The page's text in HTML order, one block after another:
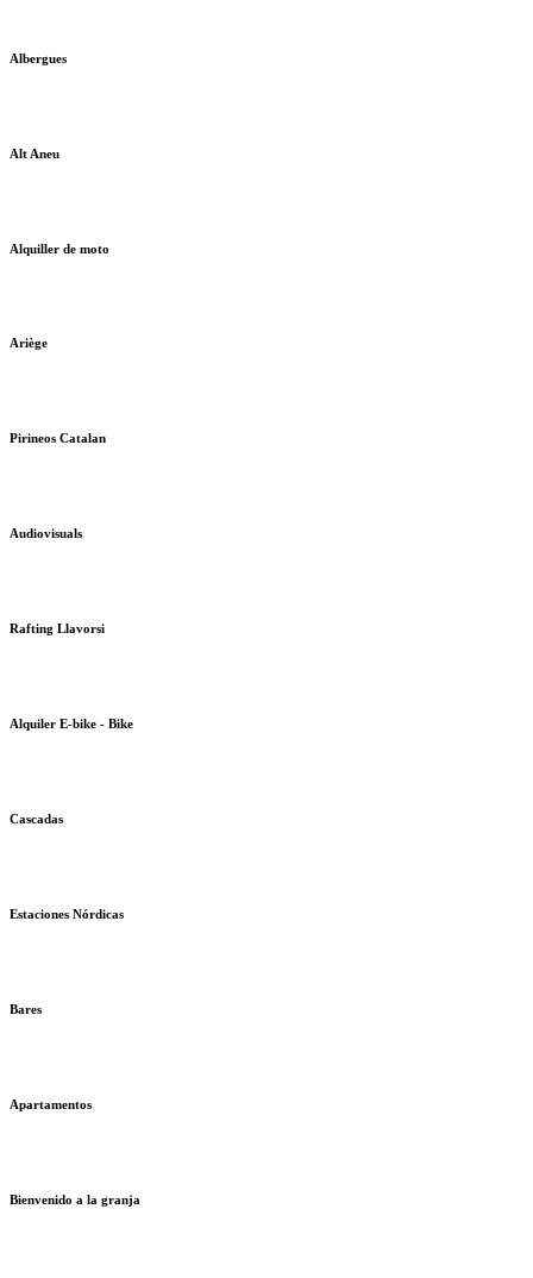
Albergues
Alt Aneu
Alquiller de moto
Ariège
Pirineos Catalan
Audiovisuals
Rafting Llavorsi
Alquiler E-bike - Bike
Cascadas
Estaciones Nórdicas
Bares
Apartamentos
Bienvenido a la granja